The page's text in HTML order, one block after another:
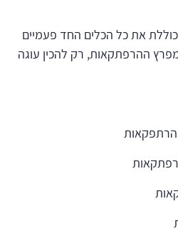
את כל הכלים החד פעמיים
ההרפתקאות, רק להכין עוגה